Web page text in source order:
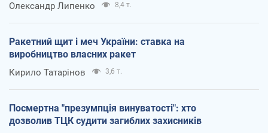
Олександр Липенко 8,4 т.
Ракетний щит і меч України: ставка на
виробництво власних ракет
Кирило Татарінов 3,6 т.
Посмертна "презумпція винуватості": хто
дозволив ТЦК судити загиблих захисників